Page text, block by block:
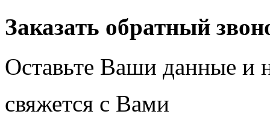
Заказать обратный
Оставьте Ваши данные и
свяжется с Вами